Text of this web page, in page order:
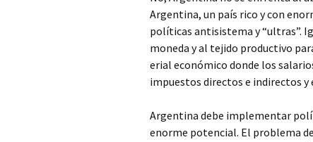
Argentina, un país rico y con
políticas antisistema y “ultras”.
moneda y al tejido productivo
erial económico donde los
impuestos directos e indirectos
Argentina debe implementar
enorme potencial. El problema